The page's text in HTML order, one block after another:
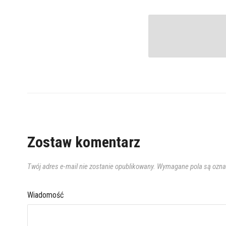
Zostaw komentarz
Twój adres e-mail nie zostanie opublikowany. Wymagane pola są
Wiadomość